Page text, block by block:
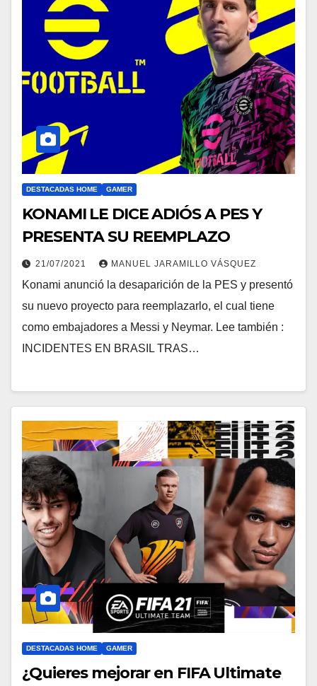
DESTACADAS HOME GAMER
KONAMI LE DICE ADIÓS A PES Y
PRESENTA SU REEMPLAZO
21/07/2021 MANUEL JARAMILLO VÁSQUEZ
Konami anunció la desaparición de la PES y presentó
su nuevo proyecto para reemplazarlo, el cual tiene
como embajadores a Messi y Neymar. Lee también :
INCIDENTES EN BRASIL TRAS…
DESTACADAS HOME GAMER
¿Quieres mejorar en FIFA Ultimate